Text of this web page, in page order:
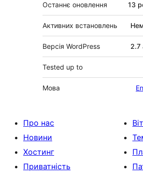
Останнє оновлення 13
Активних встановлень
Версія WordPress 2.7
Tested up to
Мова
Про нас
Новини
Хостинг
Приватність